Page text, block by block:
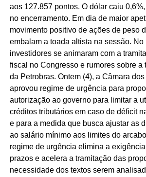
aos 127.857 pontos. O dólar caiu
no encerramento. Em dia de maior
movimento positivo de ações de peso
embalam a toada altista na sessão. No
investidores se animaram com a
fiscal no Congresso e rumores sobre a
da Petrobras. Ontem (4), a Câmara
aprovou regime de urgência para
autorização ao governo para limitar a
créditos tributários em caso de déficit
e para a medida que busca ajustar as
ao salário mínimo aos limites do
regime de urgência elimina a
prazos e acelera a tramitação das
necessidade dos textos serem